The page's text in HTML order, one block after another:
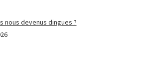
nous devenus dingues ?